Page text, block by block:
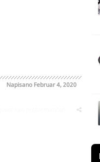
Napisano Februar 4, 2020